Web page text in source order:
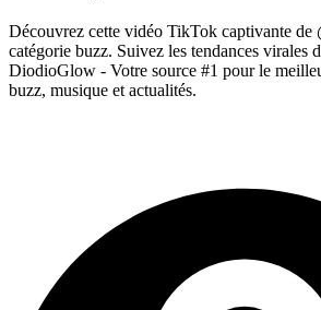
Découvrez cette vidéo TikTok captivante de
catégorie buzz. Suivez les tendances virales
DiodioGlow - Votre source #1 pour le
buzz, musique et actualités.